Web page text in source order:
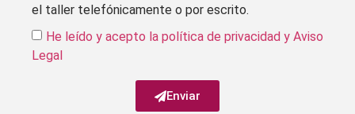
el taller telefónicamente o por escrito.
He leído y acepto la política de privacidad y Aviso
Legal
Enviar